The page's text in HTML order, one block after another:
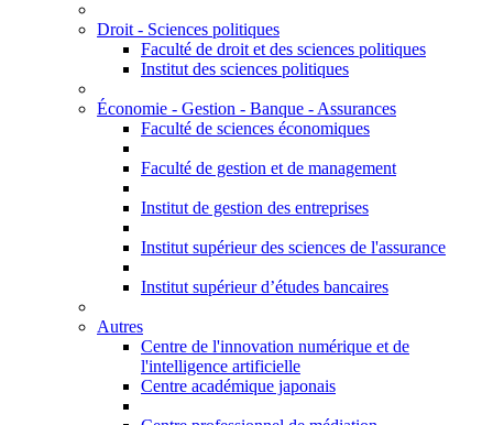
Droit - Sciences politiques
Faculté de droit et des sciences politiques
Institut des sciences politiques
Économie - Gestion - Banque - Assurances
Faculté de sciences économiques
Faculté de gestion et de management
Institut de gestion des entreprises
Institut supérieur des sciences de l'assurance
Institut supérieur d’études bancaires
Autres
Centre de l'innovation numérique et de
l'intelligence artificielle
Centre académique japonais